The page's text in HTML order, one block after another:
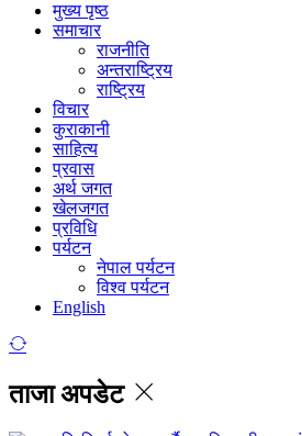
मुख्य पृष्ठ
समाचार
राजनीति
अन्तराष्ट्रिय
राष्ट्रिय
विचार
कुराकानी
साहित्य
प्रवास
अर्थ जगत
खेलजगत
प्रविधि
पर्यटन
नेपाल पर्यटन
विश्व पर्यटन
English
ताजा अपडेट